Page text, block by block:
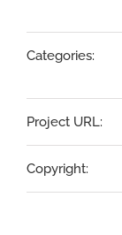
Categories:
Project URL:
Copyright: